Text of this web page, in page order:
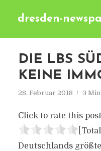
dresden-
DIE LBS
KEINE
28. Februar 2018 3
Click to rate this
Deutschlands